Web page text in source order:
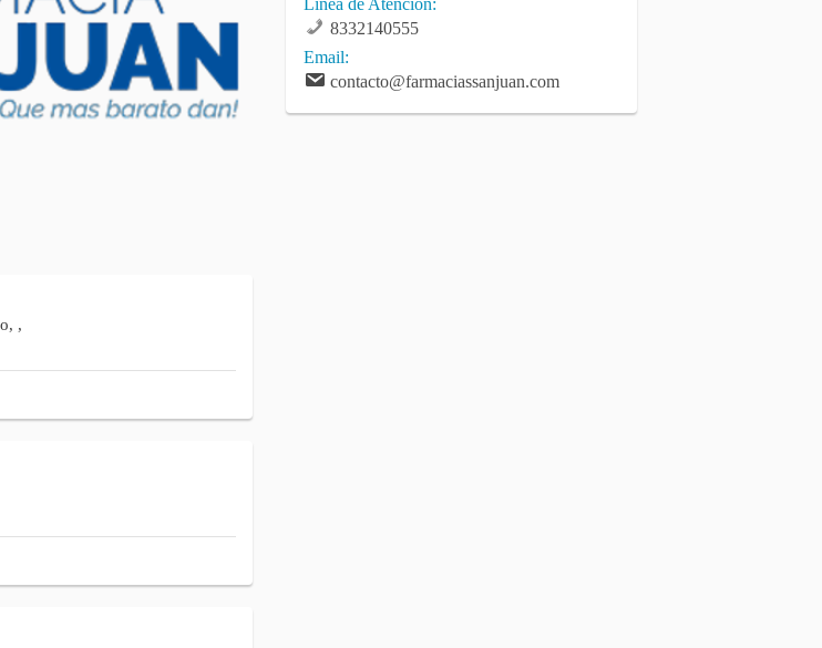
,
Linea de Atencion:
8332140555
Email:
contacto@farmaciassanjuan.com